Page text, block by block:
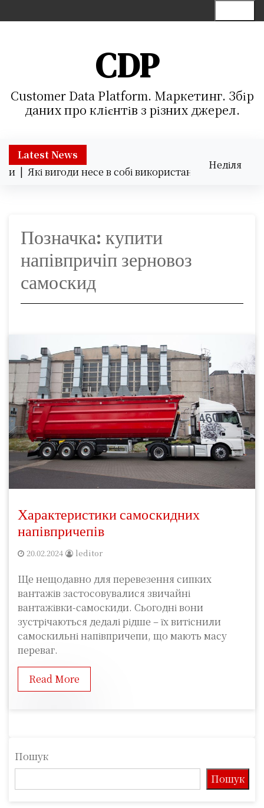
k
CDP
Customer Data Platform. Маркетинг. Збір
даних про клієнтів з різних джерел.
Latest News
| Які вигоди несе в собі використання хмарних
Неділя
Позначка: купити
напівпричіп зерновоз
самоскид
Характеристики самоскидних
напівпричепів
20.02.2024 leditor
Ще нещодавно для перевезення сипких
вантажів застосовувалися звичайні
вантажівки-самоскиди. Сьогодні вони
зустрічаються дедалі рідше – їх витіснили
самоскильні напівпричепи, що мають масу
переваг.
Read More
Пошук
Пошук